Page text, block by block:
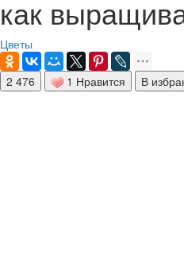
как
Цветы
2 476 1 Нравится В